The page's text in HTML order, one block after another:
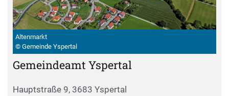
Altenmarkt
© Gemeinde Yspertal
Gemeindeamt Yspertal
Hauptstraße 9, 3683 Yspertal